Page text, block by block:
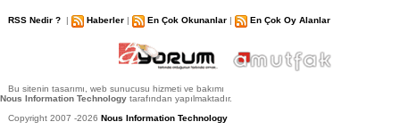
RSS Nedir ? | Haberler | En Çok Okunanlar | En Çok Oy Alanlar
Bu sitenin tasarımı, web sunucusu hizmeti ve bakımı
Nous Information Technology tarafından yapılmaktadır.
Copyright 2007 -2026 Nous Information Technology